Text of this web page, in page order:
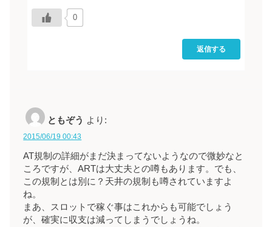
0
返信する
ともぞう より:
2015/06/19 00:43
AT規制の詳細がまだ決まってないようなので微妙なと
ころですが、ARTは大丈夫との噂もあります。でも、
この規制とは別に？天井の規制も噂されていますよ
ね。
まあ、スロットで稼ぐ事はこれからも可能でしょう
が、確実に収支は減ってしまうでしょうね。